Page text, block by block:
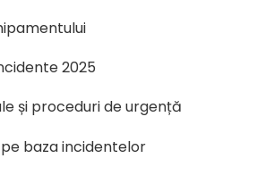
2025
și proceduri de urgență
baza incidentelor